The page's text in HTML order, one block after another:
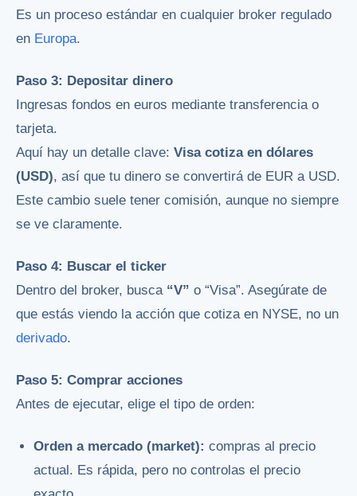
Es un proceso estándar en cualquier broker regulado
en Europa.
Paso 3: Depositar dinero
Ingresas fondos en euros mediante transferencia o
tarjeta.
Aquí hay un detalle clave: Visa cotiza en dólares
(USD), así que tu dinero se convertirá de EUR a USD.
Este cambio suele tener comisión, aunque no siempre
se ve claramente.
Paso 4: Buscar el ticker
Dentro del broker, busca “V” o “Visa”. Asegúrate de
que estás viendo la acción que cotiza en NYSE, no un
derivado.
Paso 5: Comprar acciones
Antes de ejecutar, elige el tipo de orden:
Orden a mercado (market): compras al precio
actual. Es rápida, pero no controlas el precio